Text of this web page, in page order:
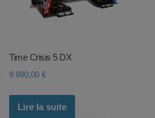
Time Crisis 5 DX
9.990,00 €
Lire la suite